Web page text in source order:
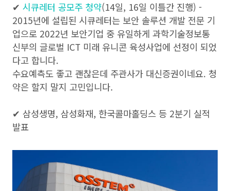
✔ 시큐레터 공모주 청약(14일, 16일 이틀간 진행) -
2015년에 설립된 시큐레터는 보안 솔루션 개발 전문 기
업으로 2022년 보안기업 중 유일하게 과학기술정보통
신부의 글로벌 ICT 미래 유니콘 육성사업에 선정이 되었
다고 합니다.
수요예측도 좋고 괜찮은데 주관사가 대신증권이네요. 청
약은 할지 말지 고민입니다.
✔ 삼성생명, 삼성화재, 한국콜마홀딩스 등 2분기 실적
발표